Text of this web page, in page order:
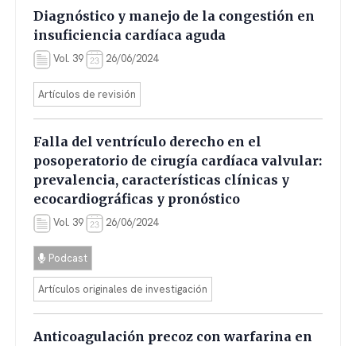
Diagnóstico y manejo de la congestión en
insuficiencia cardíaca aguda
Vol. 39 26/06/2024
Artículos de revisión
Falla del ventrículo derecho en el
posoperatorio de cirugía cardíaca valvular:
prevalencia, características clínicas y
ecocardiográficas y pronóstico
Vol. 39 26/06/2024
Podcast
Artículos originales de investigación
Anticoagulación precoz con warfarina en